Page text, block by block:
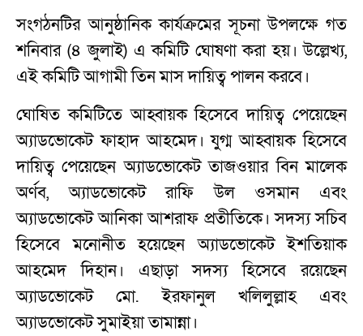
সংগঠনটির আনুষ্ঠানিক কার্যক্রমের সূচনা উপলক্ষে গত
শনিবার (৪ জুলাই) এ কমিটি ঘোষণা করা হয়। উল্লেখ্য,
এই কমিটি আগামী তিন মাস দায়িত্ব পালন করবে।
ঘোষিত কমিটিতে আহ্বায়ক হিসেবে দায়িত্ব পেয়েছেন
অ্যাডভোকেট ফাহাদ আহমেদ। যুগ্ম আহ্বায়ক হিসেবে
দায়িত্ব পেয়েছেন অ্যাডভোকেট তাজওয়ার বিন মালেক
অর্ণব, অ্যাডভোকেট রাফি উল ওসমান এবং
অ্যাডভোকেট আনিকা আশরাফ প্রতীতিকে। সদস্য সচিব
হিসেবে মনোনীত হয়েছেন অ্যাডভোকেট ইশতিয়াক
আহমেদ দিহান। এছাড়া সদস্য হিসেবে রয়েছেন
অ্যাডভোকেট মো. ইরফানুল খলিলুল্লাহ এবং
অ্যাডভোকেট সুমাইয়া তামান্না।